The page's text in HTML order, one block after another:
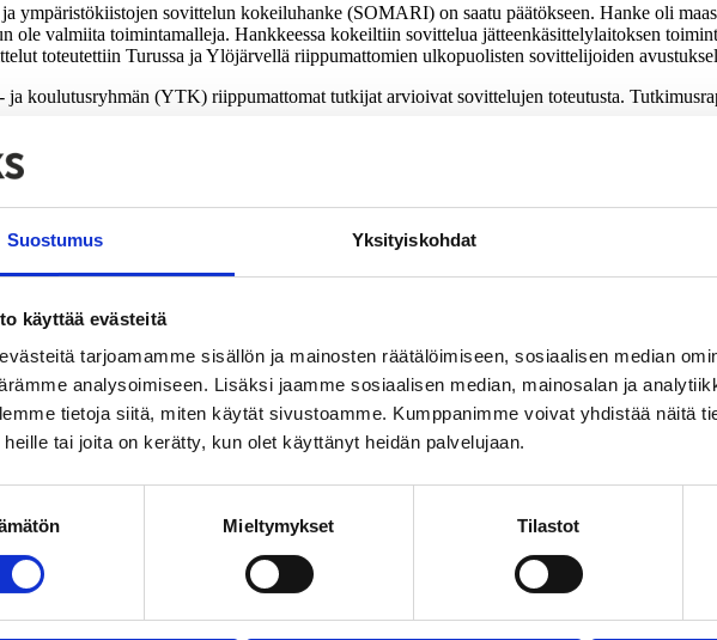
Suostumus Yksityiskohdat
käyttää evästeitä
tarjoamamme sisällön ja mainosten räätälöimiseen, sosiaalisen median
analysoimiseen. Lisäksi jaamme sosiaalisen median, mainosalan ja
tietoja siitä, miten käytät sivustoamme. Kumppanimme voivat yhdistää näitä
heille tai joita on kerätty, kun olet käyttänyt heidän palvelujaan.
Mieltymykset Tilastot
ympäristökiistojen sovittelun kokeiluhanke (SOMARI) on saatu päätökseen. Hanke oli
ole valmiita toimintamalleja. Hankkeessa kokeiltiin sovittelua jätteenkäsittelylaitoksen
toteutettiin Turussa ja Ylöjärvellä riippumattomien ulkopuolisten sovittelijoiden
koulutusryhmän (YTK) riippumattomat tutkijat arvioivat sovittelujen toteutusta.
Jonna Kangasoja (2012): Sovittelu osana maankäytön ristiriitojen hallintaa. Maankäyttö-
tutkimus- ja koulutusryhmä (YTK).
vuorovaikutuksesta sekä pitkittyvien, kalliiden ja turhauttavien ympäristökonfliktien
kehittämistä silmällä pitäen: ympäristösovittelussa on huomioitava
edusta, sekä hallittava konfliktin eri ulottuvuudet: faktoihin liittyvät kysymykset,
vaikutuksia, eikä niistä voida sopia yksityisesti muutaman osapuolen kesken.
käyttöönottaminen sovittelua edeltävänä vaiheena. Konfliktin arvioinnissa
tarvitaan myös sovittelun ja sovittelijan roolien selkeyttämistä. Sovittelu on syytä kytkeä
suurvalta, mutta kotimaisten ympäristöasioiden sovittelu on meillä tuntematonta.”,
taitolaji. Jos sitä halutaan kehittää, tarvitaan uudenlaista asennetta ja osaamista, alan
& Tikanoja, Skanska ja Turun kaupunki. Kokeilua arvioinutta tutkimushanketta rahoittivat
p. 040 1486186,
5124580,
ry, p. 0400 555546,